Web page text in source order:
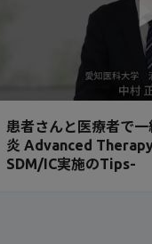
患者さんと医療者で
炎 Advanced
SDM/IC実施のTips-